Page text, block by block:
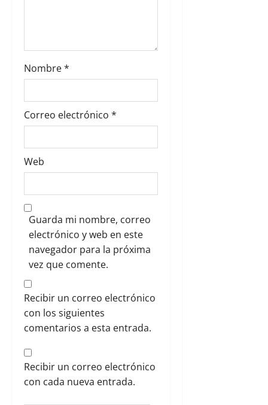
a
s
Nombre*
Correo electrónico *
Web
Guarda mi nombre, correo
electrónico y web en este
navegador para la próxima
vez que comente.
Recibir un correo electrónico
con los siguientes
comentarios a esta entrada.
Recibir un correo electrónico
con cada nueva entrada.